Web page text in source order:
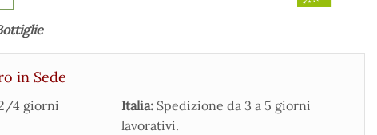
in Sede
4 giorni
Italia: Spedizione da 3 a 5 giorni
lavorativi.